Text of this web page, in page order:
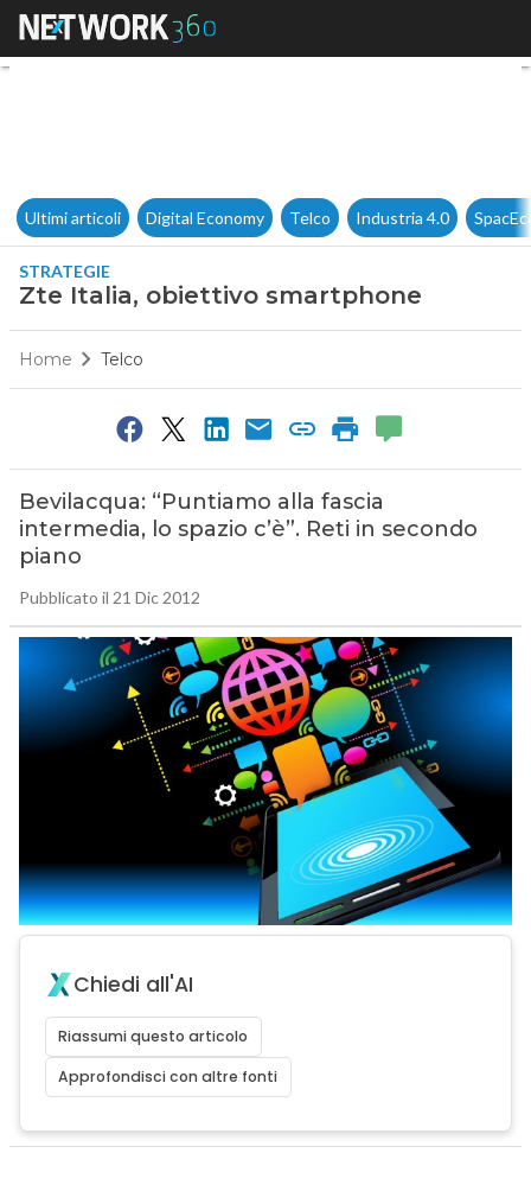
Zte Italia, obiettivo
Ultimi articoli Digital Economy Telco Industria 4.0
STRATEGIE
Zte Italia, obiettivo smartphone
Home Telco
Bevilacqua: “Puntiamo alla fascia
intermedia, lo spazio c’è”. Reti in secondo
piano
Pubblicato il 21 Dic 2012
Chiedi all'AI
Riassumi questo articolo
Approfondisci con altre fonti